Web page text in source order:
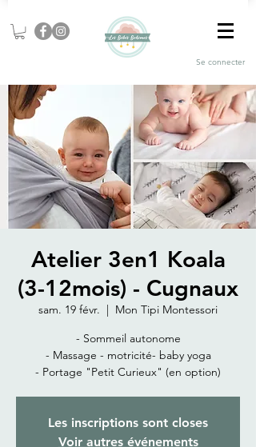
Se connecter
Atelier 3en1 Koala
(3-12mois) - Cugnaux
sam. 19 févr.
  |
Mon Tipi Montessori
- Sommeil autonome
- Massage - motricité- baby yoga
- Portage "Petit Curieux" (en option)
Les inscriptions sont closes
Voir autres événements